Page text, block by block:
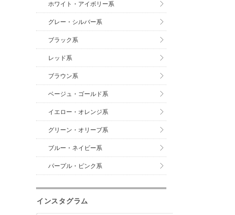
ホワイト・アイボリー系
グレー・シルバー系
ブラック系
レッド系
ブラウン系
ベージュ・ゴールド系
イエロー・オレンジ系
グリーン・オリーブ系
ブルー・ネイビー系
パープル・ピンク系
インスタグラム